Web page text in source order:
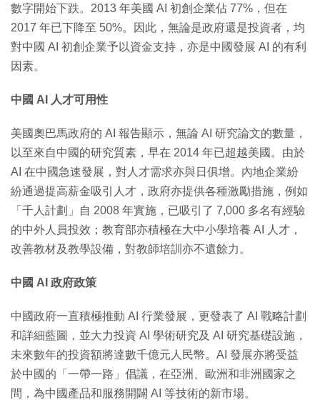
數字開始下跌。2013 年美國 AI 初創企業佔 77%，但在
2017 年已下降至 50%。因此，無論是政府還是投資者，均
對中國 AI 初創企業予以資金支持，亦是中國發展 AI 的有利
因素。
中國 AI 人才可用性
美國奧巴馬政府的 AI 報告顯示，無論 AI 研究論文的數量，
以至來自中國的研究質素，早在 2014 年已超越美國。由於
AI 在中國急速發展，對人才需求亦與日俱增。內地企業紛
紛通過提高薪金吸引人才，政府亦提供各種激勵措施，例如
「千人計劃」自 2008 年實施，已吸引了 7,000 多名有經驗
的中外人員投效；教育部亦積極在大中小學培養 AI 人才，
改善教材及教學設備，對教師培訓亦不遺餘力。
中國 AI 政府政策
中國政府一直積極推動 AI 行業發展，更發表了 AI 戰略計劃
和詳細藍圖，並大力投資 AI 學術研究及 AI 研究基礎設施，
未來數年的投資額將達數千億元人民幣。AI 發展亦將受益
於中國的「一帶一路」倡議，在亞洲、歐洲和非洲國家之
間，為中國產品和服務開闢 AI 等技術的新市場。